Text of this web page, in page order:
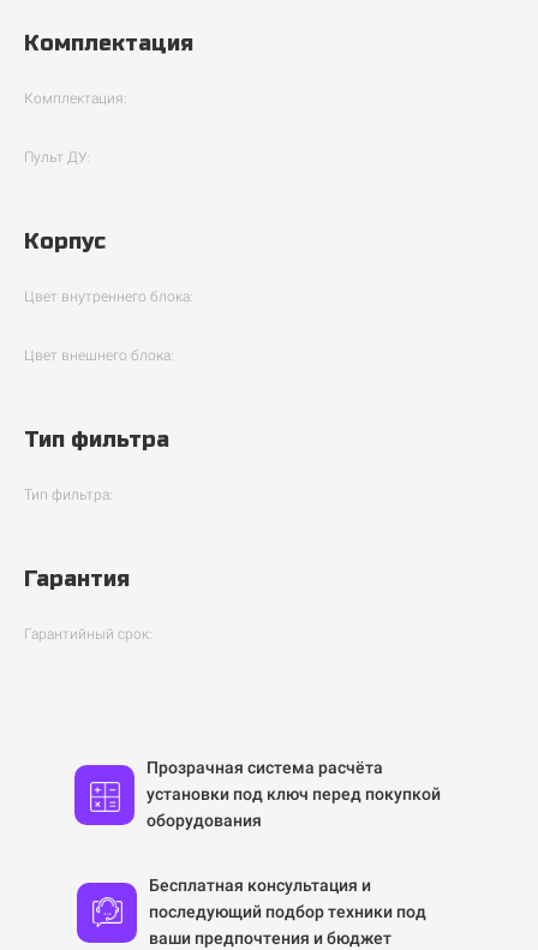
Комплектация
Комплектация:
Пульт ДУ:
Корпус
Цвет внутреннего блока:
Цвет внешнего блока:
Тип фильтра
Тип фильтра:
Гарантия
Гарантийный срок:
Прозрачная система расчёта
установки под ключ перед покупкой
оборудования
Бесплатная консультация и
последующий подбор техники под
ваши предпочтения и бюджет